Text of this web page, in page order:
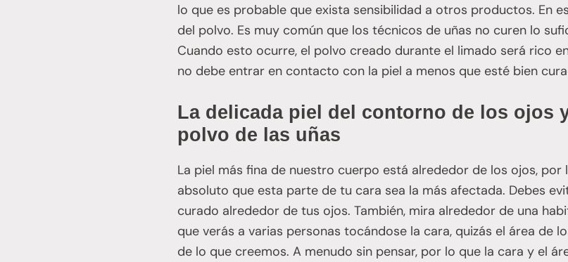
lo que es probable que exista sensibilidad a otros productos. En
del polvo. Es muy común que los técnicos de uñas no curen lo
Cuando esto ocurre, el polvo creado durante el limado será rico
no debe entrar en contacto con la piel a menos que esté bien
La delicada piel del contorno de los ojos
polvo de las uñas
La piel más fina de nuestro cuerpo está alrededor de los ojos,
absoluto que esta parte de tu cara sea la más afectada. Debes
curado alrededor de tus ojos. También, mira alrededor de una
que verás a varias personas tocándose la cara, quizás el área de
de lo que creemos. A menudo sin pensar, por lo que la cara y el